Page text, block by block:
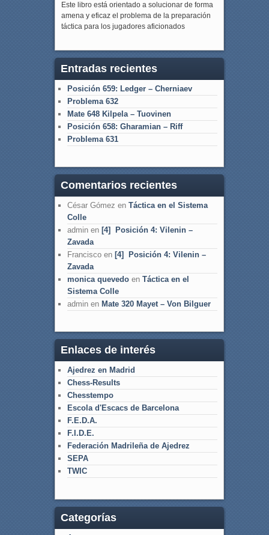
Este libro está orientado a solucionar de forma
amena y eficaz el problema de la preparación
táctica para los jugadores aficionados
Entradas recientes
Posición 659: Ledger – Cherniaev
Problema 632
Mate 648 Kilpela – Tuovinen
Posición 658: Gharamian – Riff
Problema 631
Comentarios recientes
César Gómez en Táctica en el Sistema
Colle
adminen [4] Posición 4: Vilenin –
Zavada
Franciscoen [4] Posición 4: Vilenin –
Zavada
monica quevedoen Táctica en el
Sistema Colle
adminen Mate 320 Mayet – Von Bilguer
Enlaces de interés
Ajedrez en Madrid
Chess-Results
Chesstempo
Escola d'Escacs de Barcelona
F.E.D.A.
F.I.D.E.
Federación Madrileña de Ajedrez
SEPA
TWIC
Categorías